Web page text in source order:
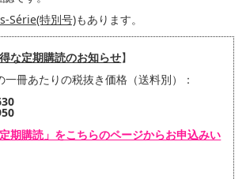
Série(特別号)もあります。
な定期購読のお知らせ】
冊あたりの税抜き価格（送料別）：
期購読」をこちらのページからお申込みい